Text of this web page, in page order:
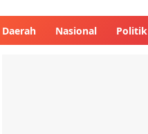
Daerah Nasional Politik